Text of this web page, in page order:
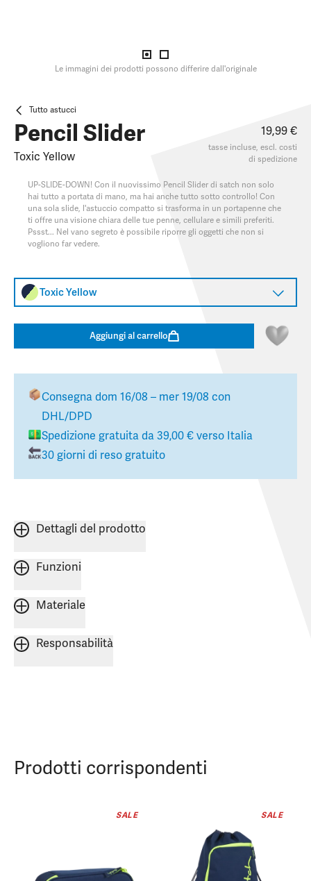
Le immagini dei prodotti possono differire dall'originale
Tutto astucci
Pencil Slider
Toxic Yellow
19,99 €
tasse incluse, escl. costi
di spedizione
UP-SLIDE-DOWN! Con il nuovissimo Pencil Slider di satch non solo
hai tutto a portata di mano, ma hai anche tutto sotto controllo! Con
una sola slide, l'astuccio compatto si trasforma in un portapenne che
ti offre una visione chiara delle tue penne, cellulare e simili preferiti.
Pssst... Nel vano segreto è possibile riporre gli oggetti che non si
vogliono far vedere.
Toxic Yellow
Aggiungi al carrello
Consegna dom 16/08 – mer 19/08 con
DHL/DPD
Spedizione gratuita da 39,00 € verso Italia
30 giorni di reso gratuito
Dettagli del prodotto
Funzioni
Materiale
Responsabilità
Prodotti corrispondenti
SALE SALE